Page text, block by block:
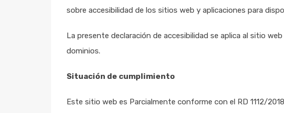
sobre accesibilidad de los sitios web y aplicaciones para
La presente declaración de accesibilidad se aplica al sitio web
dominios.
Situación de cumplimiento
Este sitio web es Parcialmente conforme con el RD 1112/